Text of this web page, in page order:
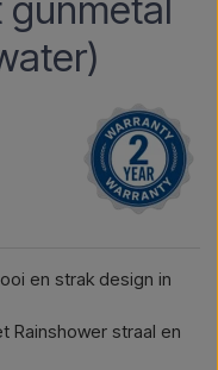
gunmetal
en strak design in
Rainshower straal en